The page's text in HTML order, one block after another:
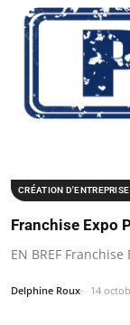
CRÉATION D'ENTREPRISE
Franchise Expo
EN BREF
Delphine Roux 14